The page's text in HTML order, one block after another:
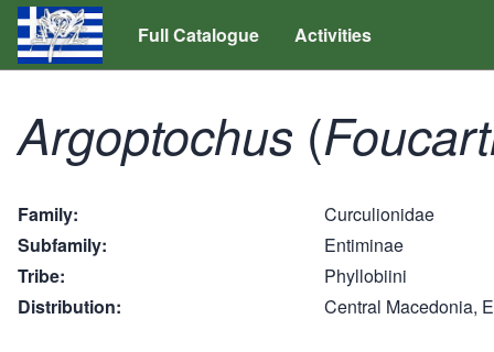
Full Catalogue Activities
Argoptochus (
Family
Curculionidae
Subfamily
Entiminae
Tribe
Phyllobiini
Distribution
Central Macedonia,